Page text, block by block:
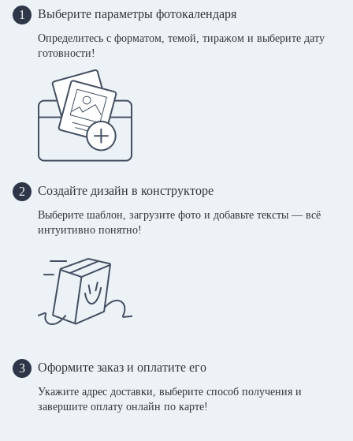
1 Выберите параметры фотокалендаря
Определитесь с форматом, темой, тиражом и выберите дату
готовности!
2 Создайте дизайн в конструкторе
Выберите шаблон, загрузите фото и добавьте тексты — всё
интуитивно понятно!
3 Оформите заказ и оплатите его
Укажите адрес доставки, выберите способ получения и
завершите оплату онлайн по карте!